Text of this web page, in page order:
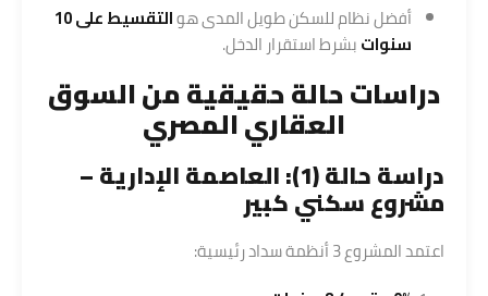
أفضل نظام للسكن طويل المدى هو
التقسيط على 10
سنواتبشرط استقرار الدخل.
دراسات حالة حقيقية من السوق
العقاري المصري
دراسة حالة (1): العاصمة الإدارية –
مشروع سكني كبير
اعتمد المشروع 3 أنظمة سداد رئيسية: